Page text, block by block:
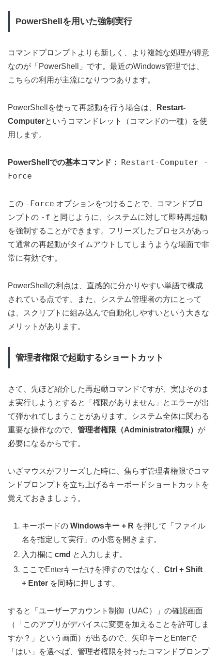
PowerShellを用いた強制実行
コマンドプロンプトよりも新しく、より複雑な処理が得意
なのが「PowerShell」です。最近のWindows管理では、
こちらの利用が主流になりつつあります。
PowerShellを使って再起動を行う場合は、
Restart-
Computerというコマンドレット（コマンドの一種）を使
用します。
PowerShellでの基本コマンド：
Restart-Computer -
Force
この -Force オプションをつけることで、コマンドプロ
ンプトの -f と同じように、システムに対して即時再起動
を強制することができます。フリーズしたプロセスがあっ
て通常の再起動がタイムアウトしてしまうような場面で非
常に有効です。
PowerShellの利点は、直感的に分かりやすい単語で構成
されている点です。また、システム管理者の方にとって
は、スクリプトに組み込んで自動化しやすいという大きな
メリットがあります。
管理者権限で起動するショートカット
さて、先ほど紹介した再起動コマンドですが、実はそのま
ま実行しようとすると「権限がありません」とエラーが出
て弾かれてしまうことがあります。システム全体に関わる
重要な操作なので、 管理者権限（Administrator権限） が
必要になるからです。
いざマウスがフリーズした時に、焦らず管理者権限でコマ
ンドプロンプトを立ち上げるキーボードショートカットを
覚えておきましょう。
キーボードのWindowsキー + R を押して「ファイル
名を指定して実行」の小窓を開きます。
入力欄にcmd と入力します。
ここでEnterキーだけを押すのではなく、Ctrl + Shift
+ Enter を同時に押します。
すると「ユーザーアカウント制御（UAC）」の確認画面
（「このアプリがデバイスに変更を加えることを許可しま
すか？」という画面）が出るので、矢印キーとEnterで
「はい」を選べば、管理者権限を持ったコマンドプロンプ